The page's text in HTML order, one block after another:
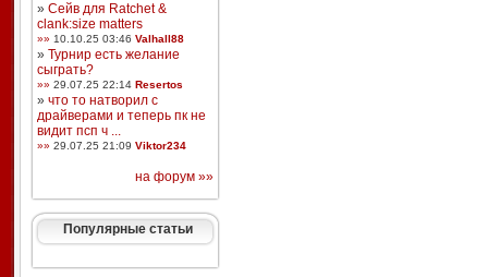
» Сейв для Ratchet &
clank:size matters
»» 10.10.25 03:46 Valhall88
» Турнир есть желание
сыграть?
»» 29.07.25 22:14 Resertos
» что то натворил с
драйверами и теперь пк не
видит псп ч ...
»» 29.07.25 21:09 Viktor234
на форум »»
Популярные статьи